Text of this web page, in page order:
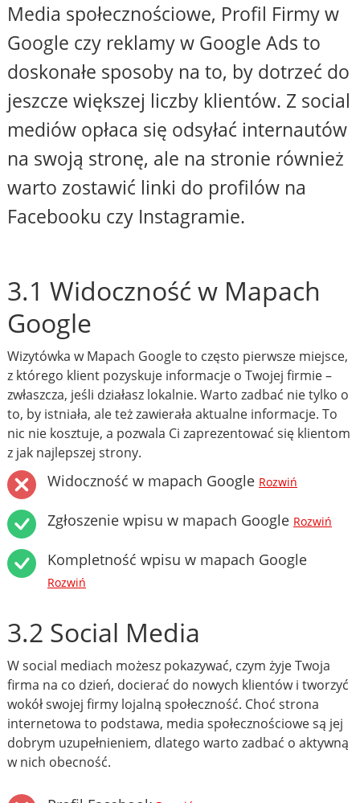
Media społecznościowe, Profil Firmy w
Google czy reklamy w Google Ads to
doskonałe sposoby na to, by dotrzeć do
jeszcze większej liczby klientów. Z social
mediów opłaca się odsyłać internautów
na swoją stronę, ale na stronie również
warto zostawić linki do profilów na
Facebooku czy Instagramie.
3.1 Widoczność w Mapach
Google
Wizytówka w Mapach Google to często pierwsze miejsce,
z którego klient pozyskuje informacje o Twojej firmie –
zwłaszcza, jeśli działasz lokalnie. Warto zadbać nie tylko o
to, by istniała, ale też zawierała aktualne informacje. To
nic nie kosztuje, a pozwala Ci zaprezentować się klientom
z jak najlepszej strony.
Widoczność w mapach Google Rozwiń
Zgłoszenie wpisu w mapach Google Rozwiń
Kompletność wpisu w mapach Google
Rozwiń
3.2 Social Media
W social mediach możesz pokazywać, czym żyje Twoja
firma na co dzień, docierać do nowych klientów i tworzyć
wokół swojej firmy lojalną społeczność. Choć strona
internetowa to podstawa, media społecznościowe są jej
dobrym uzupełnieniem, dlatego warto zadbać o aktywną
w nich obecność.